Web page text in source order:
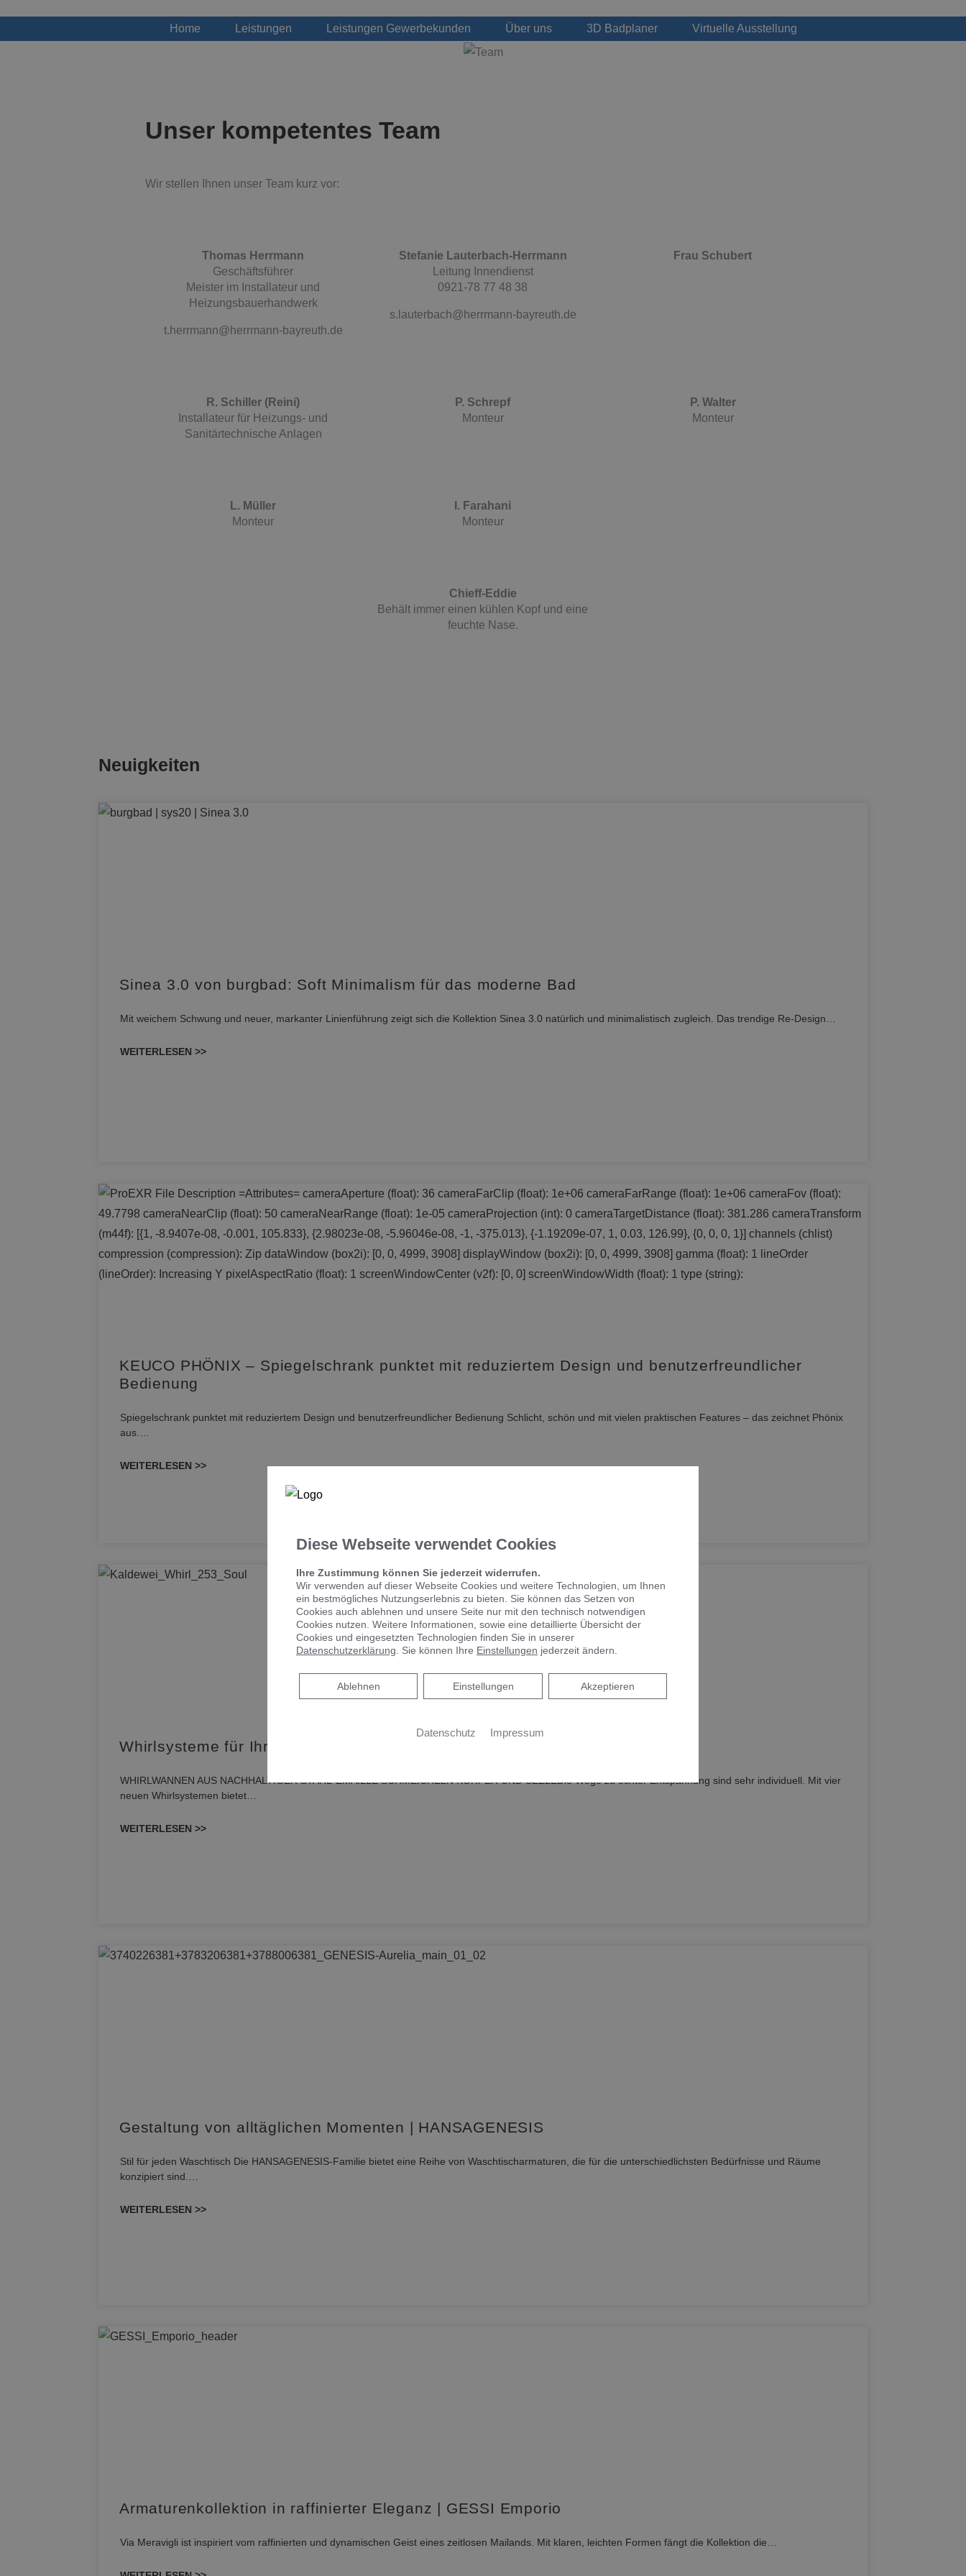
Home Leistungen Leistungen Gewerbekunden Über uns 3D Badplaner Virtuelle Ausstellung
Unser kompetentes Team
Wir stellen Ihnen unser Team kurz vor:
Thomas Herrmann
Geschäftsführer
Meister im Installateur und
Heizungsbauerhandwerk
t.herrmann@herrmann-bayreuth.de
Stefanie Lauterbach-Herrmann
Leitung Innendienst
0921-78 77 48 38
s.lauterbach@herrmann-bayreuth.de
Frau Schubert
R. Schiller (Reini)
Installateur für Heizungs- und
Sanitärtechnische Anlagen
P. Schrepf
Monteur
P. Walter
Monteur
L. Müller
Monteur
I. Farahani
Monteur
Chieff-Eddie
Behält immer einen kühlen Kopf und eine
feuchte Nase.
Neuigkeiten
Sinea 3.0 von burgbad: Soft Minimalism für das moderne Bad
Mit weichem Schwung und neuer, markanter Linienführung zeigt sich die Kollektion Sinea 3.0 natürlich und minimalistisch zugleich. Das trendige Re-Design…
WEITERLESEN >>
KEUCO PHÖNIX – Spiegelschrank punktet mit reduziertem Design und benutzerfreundlicher
Bedienung
Spiegelschrank punktet mit reduziertem Design und benutzerfreundlicher Bedienung Schlicht, schön und mit vielen praktischen Features – das zeichnet Phönix
aus.…
WEITERLESEN >>
Whirlsysteme für Ihr Private Spa | Kaldewei
WHIRLWANNEN AUS NACHHALTIGER STAHL-EMAILLE SCHMEICHELN KÖRPER UND SEELEDie Wege zu echter Entspannung sind sehr individuell. Mit vier
neuen Whirlsystemen bietet…
WEITERLESEN >>
Gestaltung von alltäglichen Momenten | HANSAGENESIS
Stil für jeden Waschtisch Die HANSAGENESIS-Familie bietet eine Reihe von Waschtischarmaturen, die für die unterschiedlichsten Bedürfnisse und Räume
konzipiert sind.…
WEITERLESEN >>
Armaturenkollektion in raffinierter Eleganz | GESSI Emporio
Via Meravigli ist inspiriert vom raffinierten und dynamischen Geist eines zeitlosen Mailands. Mit klaren, leichten Formen fängt die Kollektion die…
Diese Webseite verwendet Cookies
Ihre Zustimmung können Sie jederzeit widerrufen.
Wir verwenden auf dieser Webseite Cookies und weitere Technologien, um Ihnen
ein bestmögliches Nutzungserlebnis zu bieten. Sie können das Setzen von
Cookies auch ablehnen und unsere Seite nur mit den technisch notwendigen
Cookies nutzen. Weitere Informationen, sowie eine detaillierte Übersicht der
Cookies und eingesetzten Technologien finden Sie in unserer
Datenschutzerklärung . Sie können Ihre Einstellungen jederzeit ändern.
Akzeptieren
Einstellungen
Ablehnen
Ablehnen
Datenschutz Impressum